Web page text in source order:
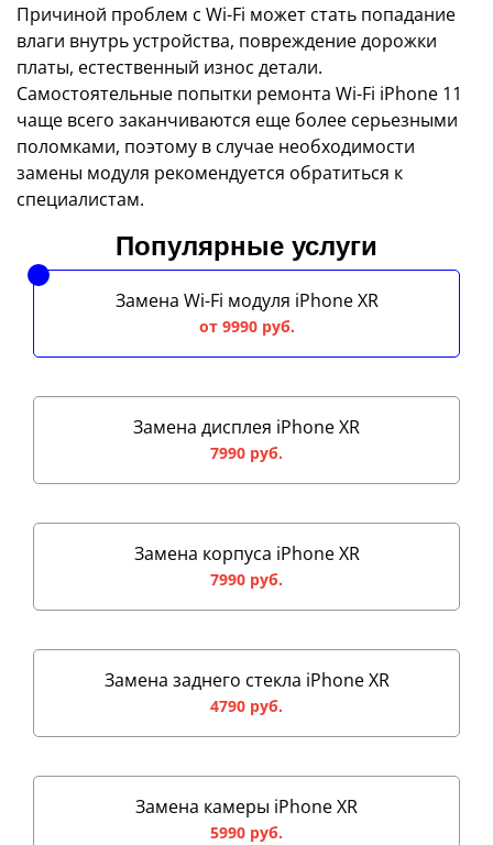
Причиной проблем с Wi-Fi может стать попадание
влаги внутрь устройства, повреждение дорожки
платы, естественный износ детали.
Самостоятельные попытки ремонта Wi-Fi iPhone 11
чаще всего заканчиваются еще более серьезными
поломками, поэтому в случае необходимости
замены модуля рекомендуется обратиться к
специалистам.
Популярные услуги
Замена Wi-Fi модуля iPhone XR
от 9990 руб.
Замена дисплея iPhone XR
7990 руб.
Замена корпуса iPhone XR
7990 руб.
Замена заднего стекла iPhone XR
4790 руб.
Замена камеры iPhone XR
5990 руб.